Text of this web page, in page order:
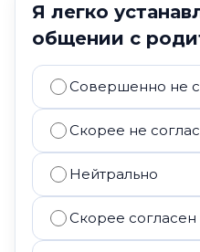
Я легко
общении с
Совершенно не
Скорее не
Нейтрально
Скорее согласен